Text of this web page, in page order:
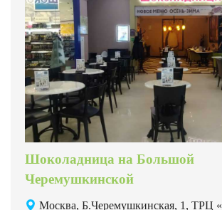
Шоколадница на Большой
Черемушкинской
Москва, Б.Черемушкинская, 1, ТРЦ